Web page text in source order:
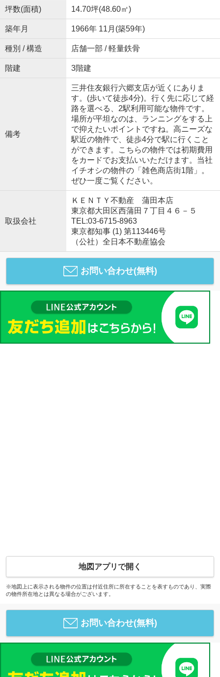
坪数(面積) 14.70坪(48.60㎡)
築年月 1966年 11月(築59年)
種別 / 構造 店舗一部 / 軽量鉄骨
階建 3階建
備考
三井住友銀行六郷支店が近くにありま
す。(歩いて徒歩4分)。行く先に応じて経
路を選べる、2駅利用可能な物件です。
場所が平坦なのは、ランニングをする上
で抑えたいポイントですね。高ニーズな
駅近の物件で、徒歩4分で駅に行くこと
ができます。こちらの物件では初期費用
をカードでお支払いいただけます。当社
イチオシの物件の「雑色商店街1階」。
ぜひ一度ご覧ください。
取扱会社
ＫＥＮＴＹ不動産 蒲田本店
東京都大田区西蒲田７丁目４６－５
TEL:03-6715-8963
東京都知事 (1) 第113446号
（公社）全日本不動産協会
お問い合わせ(無料)
地図アプリで開く
※地図上に表示される物件の位置は付近住所に所在することを表すものであり、実際
の物件所在地とは異なる場合がございます。
お問い合わせ(無料)